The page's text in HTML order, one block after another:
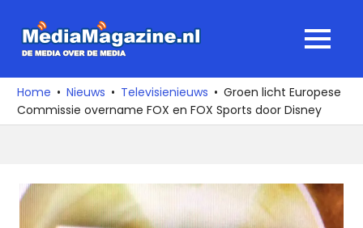
naar
media
over
de
MENU
Home Nieuws Televisienieuws
Groen licht Europese
Commissie overname FOX en FOX Sports door Disney